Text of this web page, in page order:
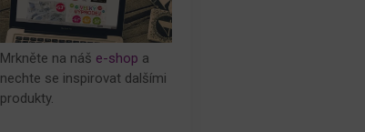
Mrkněte na náš e-shop a
nechte se inspirovat dalšími
produkty.